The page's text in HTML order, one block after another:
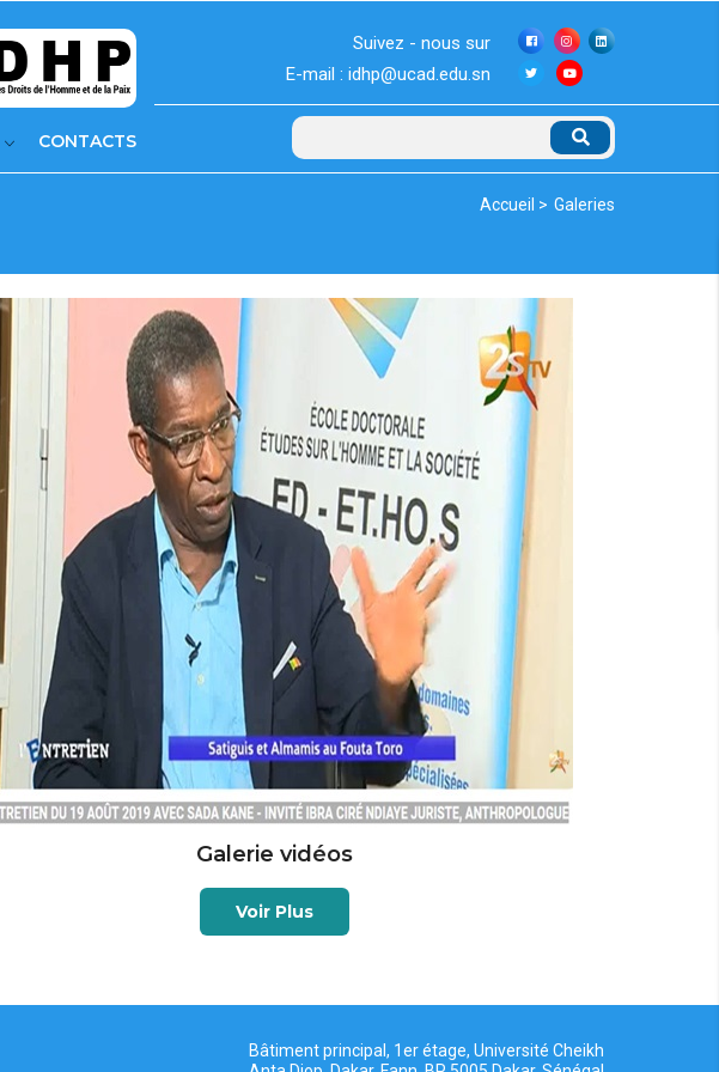
Suivez - nous sur
E-mail : idhp@ucad.edu.sn
CONTACTS Rechercher
Fil
Accueil > Galeries
Galerie vidéos
Voir Plus
Bâtiment principal, 1er étage, Université Cheikh